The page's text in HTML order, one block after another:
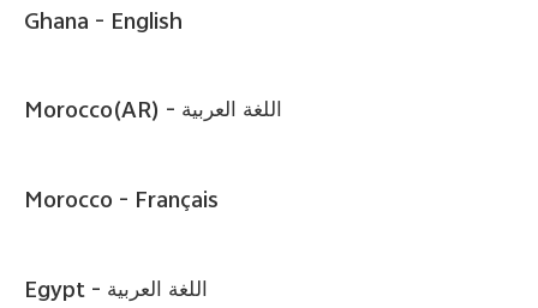
Việt Nam | Chọn quốc gia/khu vực
Ghana - English
Morocco(AR) - اللغة العربية
Morocco - Français
Egypt - اللغة العربية